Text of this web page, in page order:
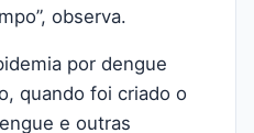
observa.
por dengue
quando foi criado o
e outras